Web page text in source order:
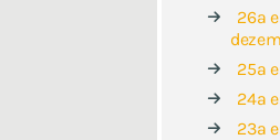
26ª
25ª
24ª
23ª